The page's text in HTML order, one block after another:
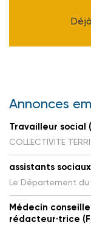
Annonces
Travailleur social
COLLECTIVITE
assistants
Le Département du
Médecin
rédacteur·trice